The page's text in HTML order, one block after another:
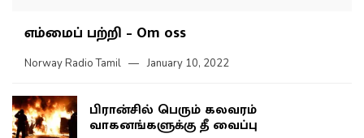
எம்மைப் பற்றி – Om oss
Norway Radio Tamil January 10, 2022
பிரான்சில் பெரும் கலவரம்
வாகனங்களுக்கு தீ வைப்பு